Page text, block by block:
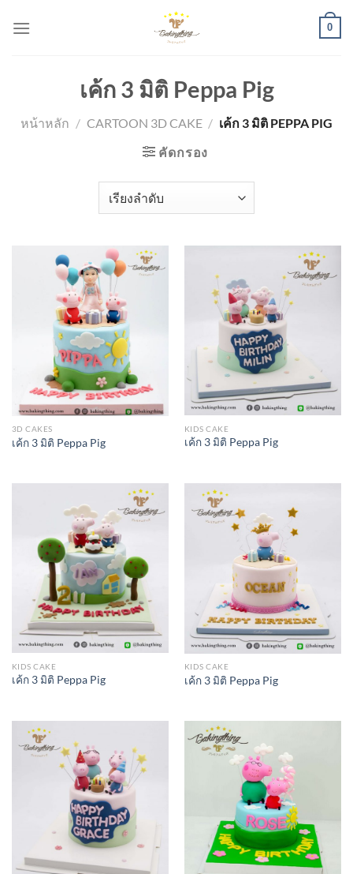
0
เค้ก 3 มิติ Peppa Pig
หน้าหลัก / CARTOON 3D CAKE / เค้ก 3 มิติ PEPPA PIG
คัดกรอง
3D CAKES
เค้ก 3 มิติ Peppa Pig
KIDS CAKE
เค้ก 3 มิติ Peppa Pig
KIDS CAKE
เค้ก 3 มิติ Peppa Pig
KIDS CAKE
เค้ก 3 มิติ Peppa Pig